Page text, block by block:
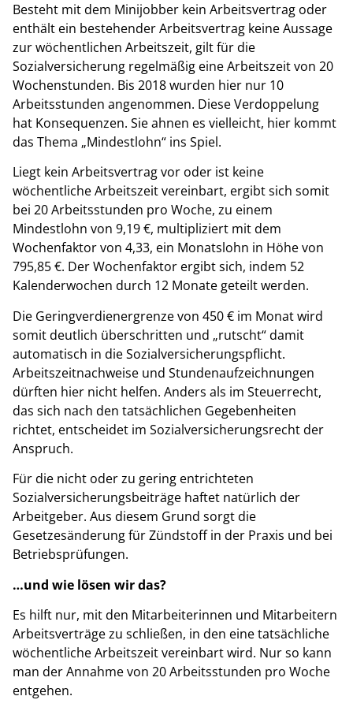
Besteht mit dem Minijobber kein Arbeitsvertrag oder
enthält ein bestehender Arbeitsvertrag keine Aussage
zur wöchentlichen Arbeitszeit, gilt für die
Sozialversicherung regelmäßig eine Arbeitszeit von 20
Wochenstunden. Bis 2018 wurden hier nur 10
Arbeitsstunden angenommen. Diese Verdoppelung
hat Konsequenzen. Sie ahnen es vielleicht, hier kommt
das Thema „Mindestlohn“ ins Spiel.
Liegt kein Arbeitsvertrag vor oder ist keine
wöchentliche Arbeitszeit vereinbart, ergibt sich somit
bei 20 Arbeitsstunden pro Woche, zu einem
Mindestlohn von 9,19 €, multipliziert mit dem
Wochenfaktor von 4,33, ein Monatslohn in Höhe von
795,85 €. Der Wochenfaktor ergibt sich, indem 52
Kalenderwochen durch 12 Monate geteilt werden.
Die Geringverdienergrenze von 450 € im Monat wird
somit deutlich überschritten und „rutscht“ damit
automatisch in die Sozialversicherungspflicht.
Arbeitszeitnachweise und Stundenaufzeichnungen
dürften hier nicht helfen. Anders als im Steuerrecht,
das sich nach den tatsächlichen Gegebenheiten
richtet, entscheidet im Sozialversicherungsrecht der
Anspruch.
Für die nicht oder zu gering entrichteten
Sozialversicherungsbeiträge haftet natürlich der
Arbeitgeber. Aus diesem Grund sorgt die
Gesetzesänderung für Zündstoff in der Praxis und bei
Betriebsprüfungen.
…und wie lösen wir das?
Es hilft nur, mit den Mitarbeiterinnen und Mitarbeitern
Arbeitsverträge zu schließen, in den eine tatsächliche
wöchentliche Arbeitszeit vereinbart wird. Nur so kann
man der Annahme von 20 Arbeitsstunden pro Woche
entgehen.